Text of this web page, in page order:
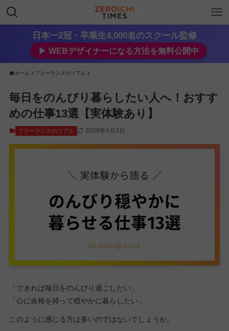
日本一2冠・卒業生4,000名のスクール監修
▶︎ WEBデザイナーになる方法を無料公開中
ホーム フリーランスのリアル
毎日をのんびり暮らしたい人へ！おすす
めの仕事13選【実体験あり】
フリーランスのリアル 2026年4月2日
「できれば毎日をのんびり過ごしたい」
「心に余裕を持って穏やかに暮らしたい」
このように感じる方は多いのではないでしょうか。